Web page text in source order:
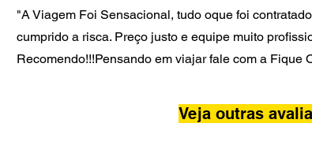
"A Viagem Foi Sensacional, tudo oque foi
cumprido a risca. Preço justo e equipe muito
Recomendo!!!Pensando em viajar fale com a Fique
Veja outras